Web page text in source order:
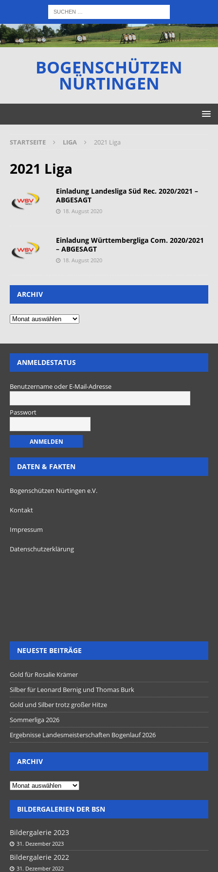
BOGENSCHÜTZEN
NÜRTINGEN
STARTSEITE LIGA 2021 Liga
2021 Liga
Einladung Landesliga Süd Rec. 2020/2021 –
ABGESAGT
18. August 2020
Einladung Württembergliga Com. 2020/2021
– ABGESAGT
18. August 2020
ARCHIV
ANMELDESTATUS
Benutzername oder E-Mail-Adresse
Passwort
DATEN & FAKTEN
Bogenschützen Nürtingen e.V.
Kontakt
Impressum
Datenschutzerklärung
NEUESTE BEITRÄGE
Gold für Rosalie Krämer
Silber für Leonard Bernig und Thomas Burk
Gold und Silber trotz großer Hitze
Sommerliga 2026
Ergebnisse Landesmeisterschaften Bogenlauf 2026
ARCHIV
BILDERGALERIEN DER BSN
Bildergalerie 2023
31. Dezember 2023
Bildergalerie 2022
31. Dezember 2022